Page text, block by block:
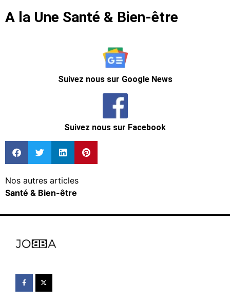
A la Une Santé & Bien-être
Suivez nous sur Google News
Suivez nous sur Facebook
Nos autres articles
Santé & Bien-être